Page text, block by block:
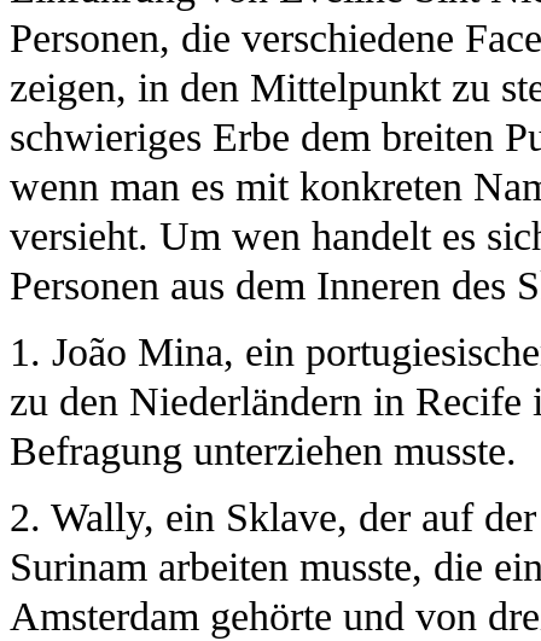
Personen, die verschiedene
zeigen, in den Mittelpunkt zu
schwieriges Erbe dem breiten
wenn man es mit konkreten
versieht. Um wen handelt es
Personen aus dem Inneren des
1. João Mina, ein
zu den Niederländern in Recife
Befragung unterziehen musste.
2. Wally, ein Sklave, der auf
Surinam arbeiten musste, die
Amsterdam gehörte und von